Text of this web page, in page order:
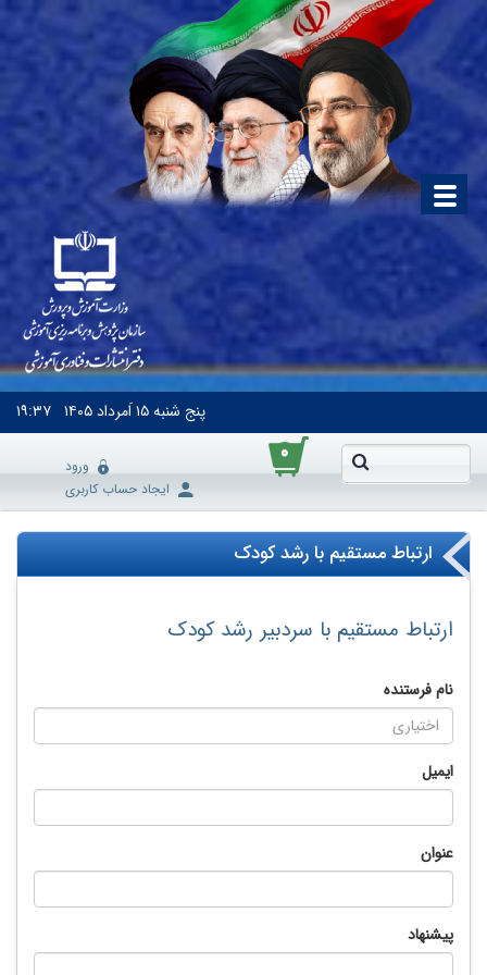
پنج شنبه۱۵ اَمرداد ۱۴۰۵ ۱۹:۳۷
۰
ورود
ایجاد حساب کاربری
ارتباط مستقیم با رشد کودک
ارتباط مستقیم با سردبیر رشد کودک
نام فرستنده
ایمیل
عنوان
پیشنهاد